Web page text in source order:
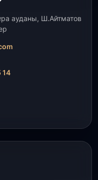
ауданы, Ш.Айтматов
14